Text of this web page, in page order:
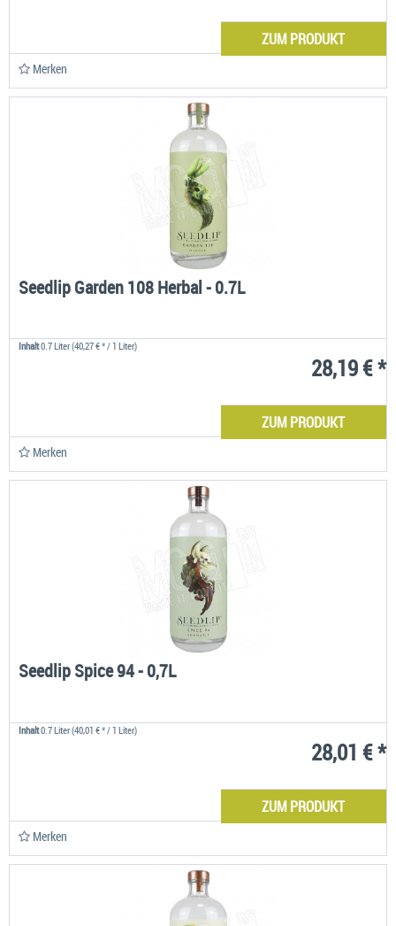
ZUM PRODUKT
Merken
Seedlip Garden 108 Herbal - 0.7L
Inhalt0.7 Liter(40,27 € * / 1 Liter)
28,19 € *
ZUM PRODUKT
Merken
Seedlip Spice 94 - 0,7L
Inhalt0.7 Liter(40,01 € * / 1 Liter)
28,01 € *
ZUM PRODUKT
Merken